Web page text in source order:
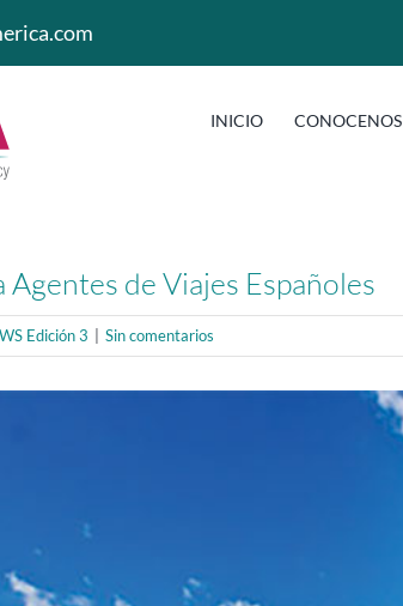
INICIO CONOCENOS
de Viajes Españoles
Edición 3 Sin comentarios